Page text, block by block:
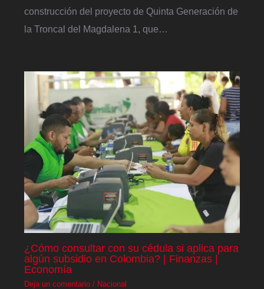
construcción del proyecto de Quinta Generación de
la Troncal del Magdalena 1, que…
¿Cómo consultar con su cédula si aplica para
algún subsidio en Colombia? | Finanzas |
Economía
Deja un comentario / Nacional